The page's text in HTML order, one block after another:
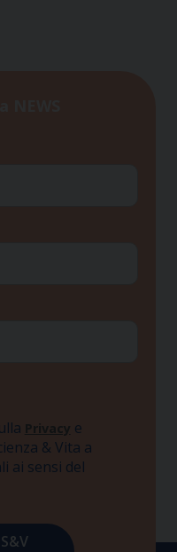
Privacy e
& Vita a
ai sensi del